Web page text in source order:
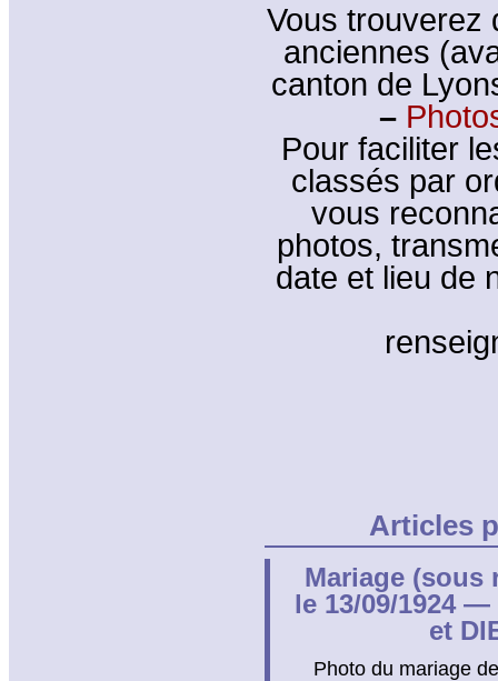
Vous trouverez
anciennes
canton de
–
Pour faciliter
classés par
vous
photos,
date et lieu de
Articles
Mariage (sous
le 13/09/1924 —
et
Photo du mariage